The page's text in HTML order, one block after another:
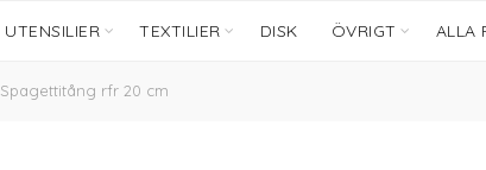
UTENSILIER TEXTILIER DISK ÖVRIGT ALLA
Spagettitång rfr 20 cm